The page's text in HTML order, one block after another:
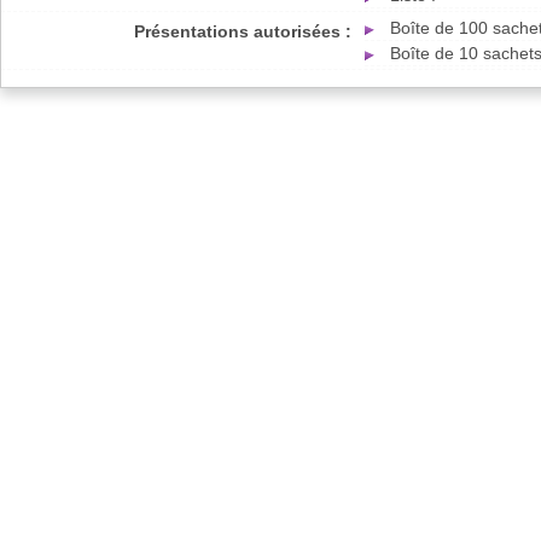
Présentations autorisées :
Boîte de 100
Boîte de 10